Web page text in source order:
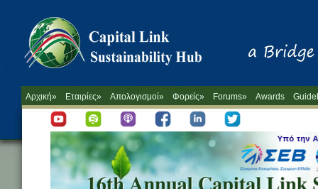
Αρχική» Εταιρίες» Απολογισμοί» Φορείς» Forums» Awards